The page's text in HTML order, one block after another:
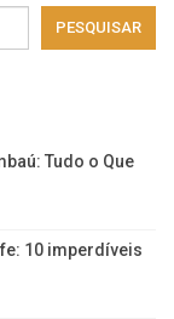
PESQUISAR
Tudo o Que
10 imperdíveis